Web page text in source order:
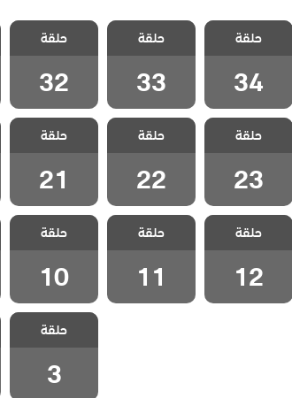
مسلسل لا مكان
لا وطن مدبلج
الحلقة 34
حلقة
34
مسلسل لا مكان
لا وطن مدبلج
الحلقة 33
حلقة
33
مسلسل لا مكان
لا وطن مدبلج
الحلقة 32
حلقة
32
مسلسل لا مكان
لا وطن مدبلج
الحلقة 23
حلقة
23
مسلسل لا مكان
لا وطن مدبلج
الحلقة 22
حلقة
22
مسلسل لا مكان
لا وطن مدبلج
الحلقة 21
حلقة
21
مسلسل لا مكان
لا وطن مدبلج
الحلقة 12
حلقة
12
مسلسل لا مكان
لا وطن مدبلج
الحلقة 11
حلقة
11
مسلسل لا مكان
لا وطن مدبلج
الحلقة 10
حلقة
10
مسلسل لا مكان
لا وطن مدبلج
الحلقة 3
حلقة
3